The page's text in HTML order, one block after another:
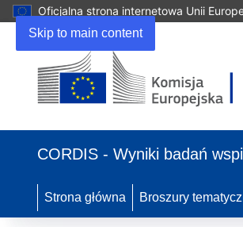
Skip to main content
Oficjalna strona internetowa Unii
CORDIS - Wyniki badań
Strona główna Broszury